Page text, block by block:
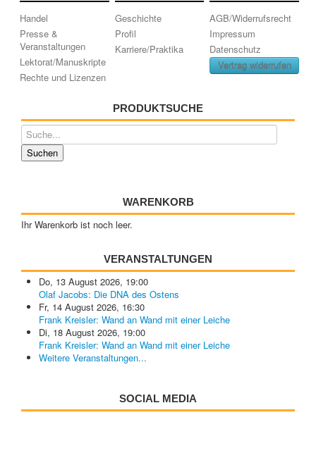
Handel
Presse &
Veranstaltungen
Lektorat/Manuskripte
Rechte und Lizenzen
Geschichte
Profil
Karriere/Praktika
AGB/Widerrufsrecht
Impressum
Datenschutz
Vertrag widerrufen
PRODUKTSUCHE
WARENKORB
Ihr Warenkorb ist noch leer.
VERANSTALTUNGEN
Do, 13 August 2026, 19:00
Olaf Jacobs: Die DNA des Ostens
Fr, 14 August 2026, 16:30
Frank Kreisler: Wand an Wand mit einer Leiche
Di, 18 August 2026, 19:00
Frank Kreisler: Wand an Wand mit einer Leiche
Weitere Veranstaltungen...
SOCIAL MEDIA